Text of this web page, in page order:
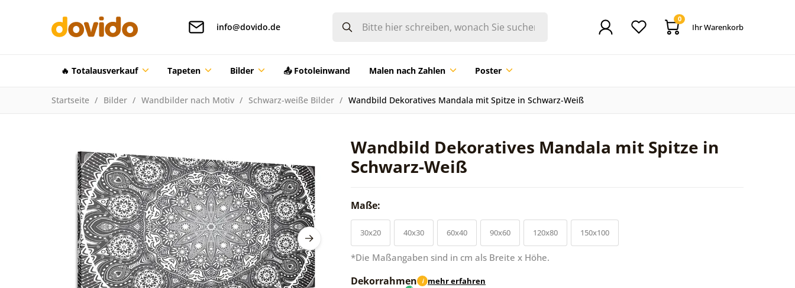
info@dovido.de
0
Ihr Warenkorb
🔥 Totalausverkauf Tapeten Bilder 📤 Fotoleinwand Malen nach Zahlen Poster
Startseite Bilder Wandbilder nach Motiv Schwarz-weiße Bilder Wandbild Dekoratives Mandala mit Spitze in Schwarz-Weiß
Wandbild Dekoratives Mandala mit Spitze in
Schwarz-Weiß
Maße:
30x20 40x30 60x40 90x60 120x80 150x100
*Die Maßangaben sind in cm als Breite x Höhe.
Dekorrahmen i mehr erfahren